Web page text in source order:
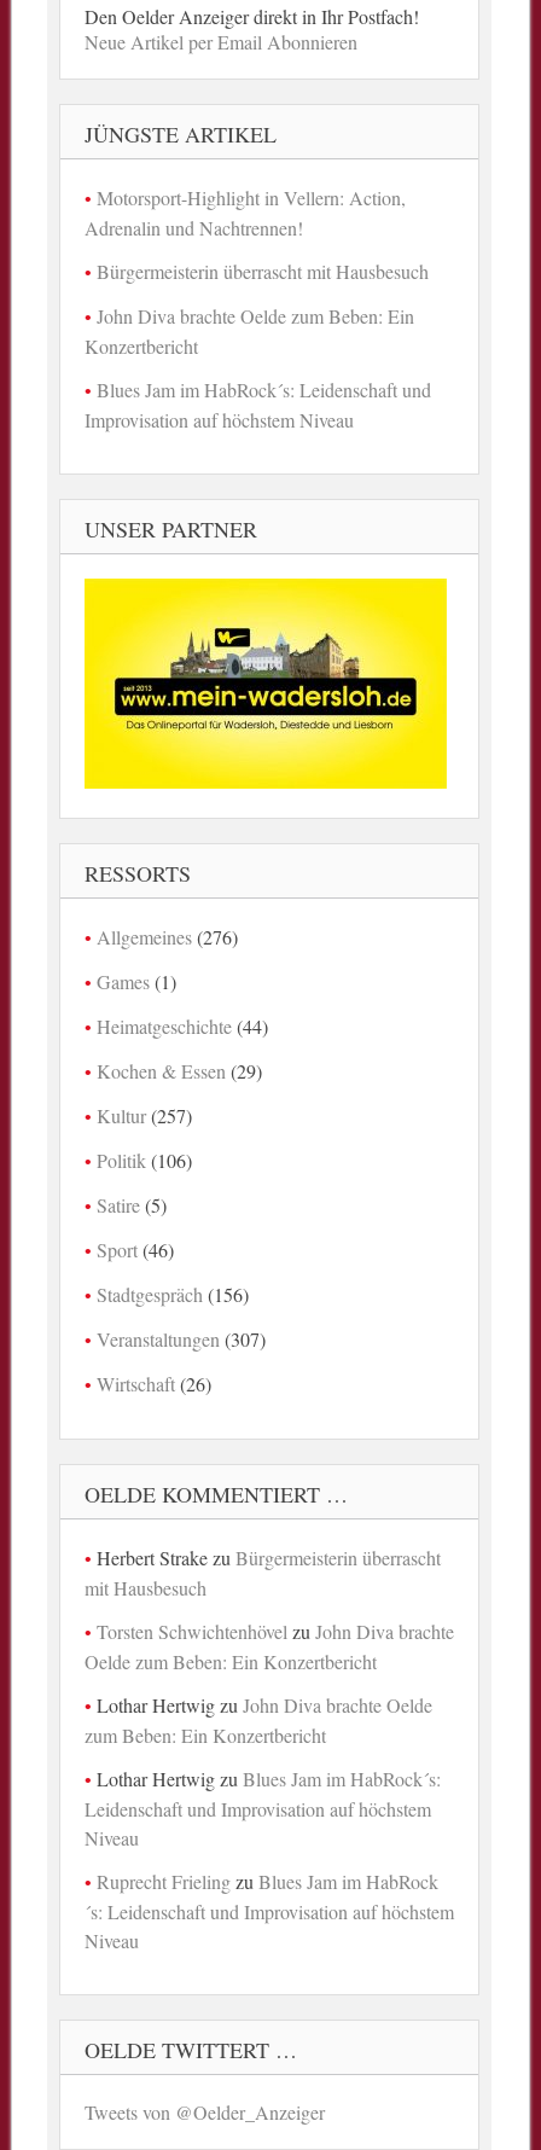
Den Oelder Anzeiger direkt in Ihr Postfach!
Neue Artikel per Email Abonnieren
JÜNGSTE ARTIKEL
Motorsport-Highlight in Vellern: Action,
Adrenalin und Nachtrennen!
Bürgermeisterin überrascht mit Hausbesuch
John Diva brachte Oelde zum Beben: Ein
Konzertbericht
Blues Jam im HabRock´s: Leidenschaft und
Improvisation auf höchstem Niveau
UNSER PARTNER
RESSORTS
Allgemeines(276)
Games(1)
Heimatgeschichte(44)
Kochen & Essen (29)
Kultur(257)
Politik (106)
Satire(5)
Sport(46)
Stadtgespräch (156)
Veranstaltungen (307)
Wirtschaft(26)
OELDE KOMMENTIERT …
Herbert StrakezuBürgermeisterin überrascht
mit Hausbesuch
Torsten Schwichtenhövel zuJohn Diva brachte
Oelde zum Beben: Ein Konzertbericht
Lothar HertwigzuJohn Diva brachte Oelde
zum Beben: Ein Konzertbericht
Lothar HertwigzuBlues Jam im HabRock´s:
Leidenschaft und Improvisation auf höchstem
Niveau
Ruprecht FrielingzuBlues Jam im HabRock
´s: Leidenschaft und Improvisation auf höchstem
Niveau
OELDE TWITTERT …
Tweets von @Oelder_Anzeiger